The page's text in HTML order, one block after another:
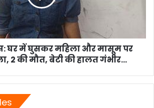
घर में घुसकर महिला और मासूम पर
2 की मौत, बेटी की हालत गंभीर...